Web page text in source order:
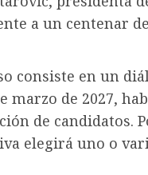
a un centenar
consiste en un
marzo de 2027,
de candidatos.
elegirá uno o